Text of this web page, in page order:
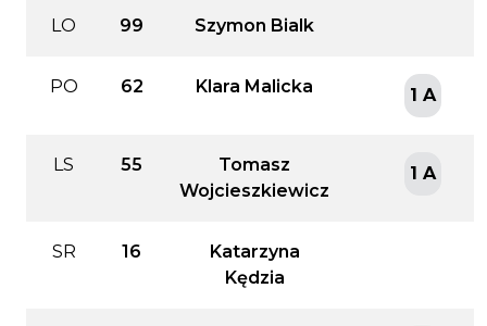
LO 99 Szymon Bialk
PO 62 Klara Malicka 1 A
LS 55
Tomasz
Wojcieszkiewicz
1 A
SR 16
Katarzyna
Kędzia